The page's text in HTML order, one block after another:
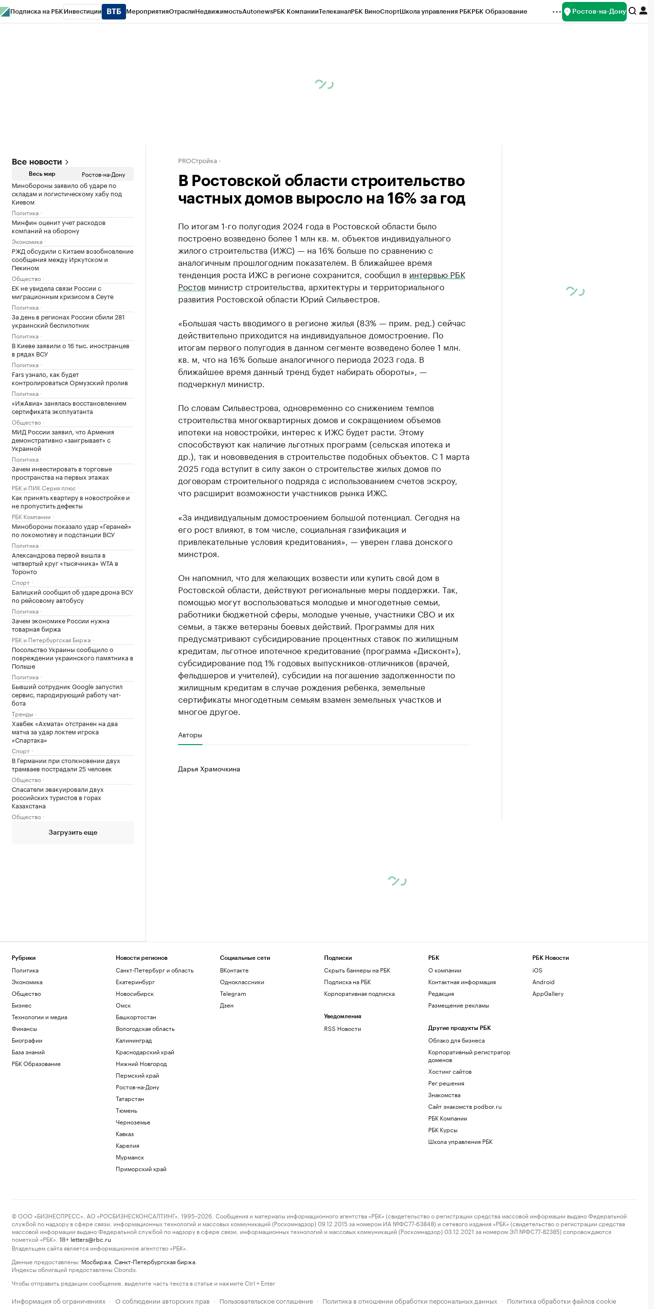
Подписка на РБК Инвестиции МероприятияОтраслиНедвижимостьAutonewsРБК КомпанииТелеканалРБК ВиноСпортШкола управления РБКРБК Образование Ростов-на-Дону
Все новости
Весь мир Ростов-на-Дону
Минобороны заявило об ударе по
складам и логистическому хабу под
Киевом
Политика
Минфин оценит учет расходов
компаний на оборону
Экономика
РЖД обсудили с Китаем возобновление
сообщения между Иркутском и
Пекином
Общество
ЕК не увидела связи России с
миграционным кризисом в Сеуте
Политика
За день в регионах России сбили 281
украинский беспилотник
Политика
В Киеве заявили о 16 тыс. иностранцев
в рядах ВСУ
Политика
Fars узнало, как будет
контролироваться Ормузский пролив
Политика
«ИжАвиа» занялась восстановлением
сертификата эксплуатанта
Общество
МИД России заявил, что Армения
демонстративно «заигрывает» с
Украиной
Политика
Зачем инвестировать в торговые
пространства на первых этажах
РБК и ПИК Серия плюс
Как принять квартиру в новостройке и
не пропустить дефекты
РБК Компании
Минобороны показало удар «Гераней»
по локомотиву и подстанции ВСУ
Политика
Александрова первой вышла в
четвертый круг «тысячника» WTA в
Торонто
Спорт
Балицкий сообщил об ударе дрона ВСУ
по рейсовому автобусу
Политика
Зачем экономике России нужна
товарная биржа
РБК и Петербургская Биржа
Посольство Украины сообщило о
повреждении украинского памятника в
Польше
Политика
Бывший сотрудник Google запустил
сервис, пародирующий работу чат-
бота
Тренды
Хавбек «Ахмата» отстранен на два
матча за удар локтем игрока
«Спартака»
Спорт
В Германии при столкновении двух
трамваев пострадали 25 человек
Общество
Спасатели эвакуировали двух
российских туристов в горах
Казахстана
Общество
Загрузить еще
PROСтройка
В Ростовской области строительство
частных домов выросло на 16% за год
По итогам 1-го полугодия 2024 года в Ростовской области было
построено возведено более 1 млн кв. м. объектов индивидуального
жилого строительства (ИЖС) — на 16% больше по сравнению с
аналогичным прошлогодним показателем. В ближайшее время
тенденция роста ИЖС в регионе сохранится, сообщил в интервью РБК
Ростов министр строительства, архитектуры и территориального
развития Ростовской области Юрий Сильвестров.
«Большая часть вводимого в регионе жилья (83% — прим. ред.) сейчас
действительно приходится на индивидуальное домостроение. По
итогам первого полугодия в данном сегменте возведено более 1 млн.
кв. м, что на 16% больше аналогичного периода 2023 года. В
ближайшее время данный тренд будет набирать обороты», —
подчеркнул министр.
По словам Сильвестрова, одновременно со снижением темпов
строительства многоквартирных домов и сокращением объемов
ипотеки на новостройки, интерес к ИЖС будет расти. Этому
способствуют как наличие льготных программ (сельская ипотека и
др.), так и нововведения в строительстве подобных объектов. С 1 марта
2025 года вступит в силу закон о строительстве жилых домов по
договорам строительного подряда с использованием счетов эскроу,
что расширит возможности участников рынка ИЖС.
«За индивидуальным домостроением большой потенциал. Сегодня на
его рост влияют, в том числе, социальная газификация и
привлекательные условия кредитования», — уверен глава донского
минстроя.
Он напомнил, что для желающих возвести или купить свой дом в
Ростовской области, действуют региональные меры поддержки. Так,
помощью могут воспользоваться молодые и многодетные семьи,
работники бюджетной сферы, молодые ученые, участники СВО и их
семьи, а также ветераны боевых действий. Программы для них
предусматривают субсидирование процентных ставок по жилищным
кредитам, льготное ипотечное кредитование (программа «Дисконт»),
субсидирование под 1% годовых выпускников-отличников (врачей,
фельдшеров и учителей), субсидии на погашение задолженности по
жилищным кредитам в случае рождения ребенка, земельные
сертификаты многодетным семьям взамен земельных участков и
многое другое.
Авторы
Дарья Храмочкина
Рубрики
Политика
Экономика
Общество
Бизнес
Технологии и медиа
Финансы
Биографии
База знаний
РБК Образование
Новости регионов
Санкт-Петербург и область
Екатеринбург
Новосибирск
Омск
Башкортостан
Вологодская область
Калининград
Краснодарский край
Нижний Новгород
Пермский край
Ростов-на-Дону
Татарстан
Тюмень
Черноземье
Кавказ
Карелия
Мурманск
Приморский край
Социальные сети
ВКонтакте
Одноклассники
Telegram
Дзен
Подписки
Скрыть баннеры на РБК
Подписка на РБК
Корпоративная подписка
Уведомления
RSS Новости
РБК
О компании
Контактная информация
Редакция
Размещение рекламы
Другие продукты РБК
Облако для бизнеса
Корпоративный регистратор
доменов
Хостинг сайтов
Рег.решения
Знакомства
Сайт знакомств podbor.ru
РБК Компании
РБК Курсы
Школа управления РБК
РБК Новости
iOS
Android
AppGallery
© ООО «БИЗНЕСПРЕСС», АО «РОСБИЗНЕСКОНСАЛТИНГ», 1995–2026. Сообщения и материалы информационного агентства «РБК» (свидетельство о регистрации средства массовой информации выдано Федеральной
службой по надзору в сфере связи, информационных технологий и массовых коммуникаций (Роскомнадзор) 09.12.2015 за номером ИА №ФС77-63848) и сетевого издания «РБК» (свидетельство о регистрации средства
массовой информации выдано Федеральной службой по надзору в сфере связи, информационных технологий и массовых коммуникаций (Роскомнадзор) 03.12.2021 за номером ЭЛ №ФС77-82385) сопровождаются
пометкой «РБК».
18+ letters@rbc.ru
Владельцем сайта является информационное агентство «РБК».
Данные предоставлены: Мосбиржа Санкт-Петербургская биржа
Индексы облигаций предоставлены Cbonds.
Чтобы отправить редакции сообщение, выделите часть текста в статье и нажмите Ctrl + Enter
Информация об ограничениях · О соблюдении авторских прав · Пользовательское соглашение · Политика в отношении обработки персональных данных · Политика обработки файлов cookie